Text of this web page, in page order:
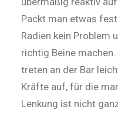
Packt man etwas
Radien kein Problem
richtig Beine
treten an der Bar
Kräfte auf, für die
Lenkung ist nicht